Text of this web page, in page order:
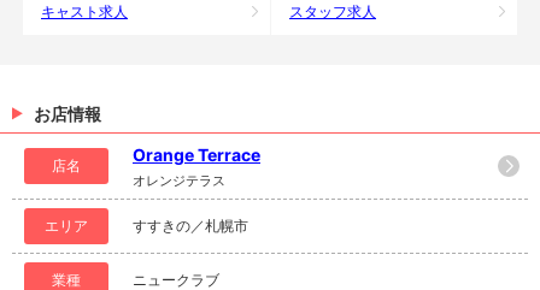
キャスト求人 スタッフ求人
お店情報
店名
Orange Terrace
オレンジテラス
エリア すすきの／札幌市
業種 ニュークラブ